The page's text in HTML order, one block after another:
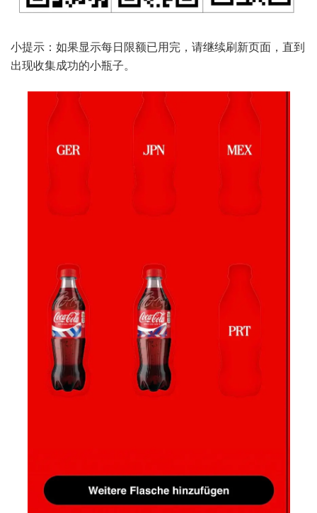
小提示：如果显示每日限额已用完，请继续刷新页面，直到
出现收集成功的小瓶子。